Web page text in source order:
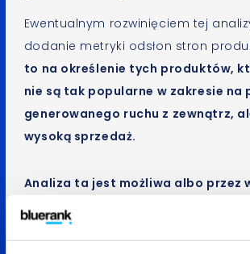
Ewentualnym rozwinięciem tej
dodanie metryki odsłon stron
to na określenie tych produktów,
nie są tak popularne w zakresie na
generowanego ruchu z zewnątrz,
wysoką sprzedaż.
Analiza ta jest możliwa albo przez
modułu rozszerzonego e-
Analytics, albo przez inne łączenie